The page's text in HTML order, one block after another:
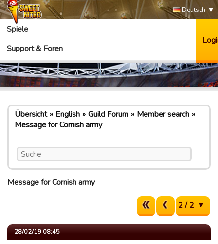
Deutsch
Spiele
Support & Foren
Übersicht English Guild Forum
Member search
Message for Cornish army
Message for Cornish army
2 / 2
28/02/19 08:45